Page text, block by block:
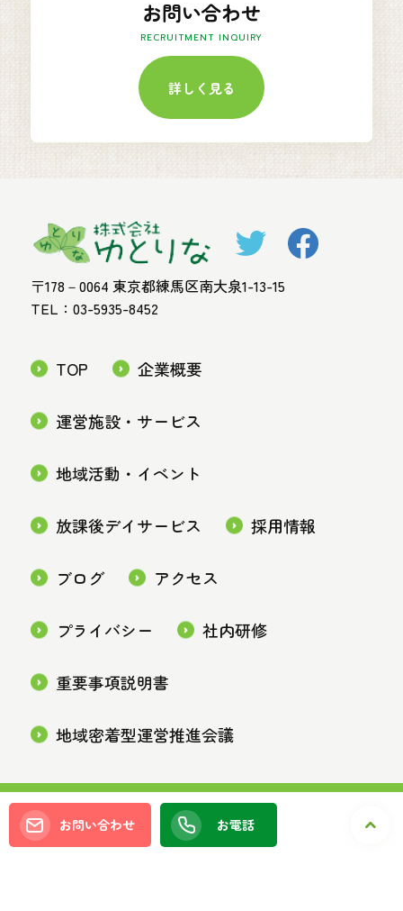
お問い合わせ お電話
お問い合わせ
RECRUITMENT INQUIRY
詳しく見る
〒178－0064 東京都練馬区南大泉1-13-15
TEL：03-5935-8452
TOP 企業概要
運営施設・サービス
地域活動・イベント
放課後デイサービス 採用情報
ブログ アクセス
プライバシー 社内研修
重要事項説明書
地域密着型運営推進会議
Copyright © ゆとりな All rights reserved.